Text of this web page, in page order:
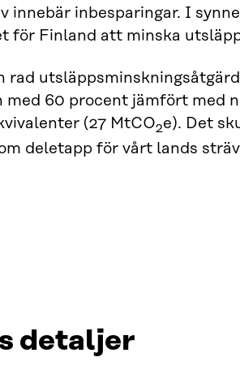
innebär inbesparingar. I
för Finland att minska
rad
60 procent jämfört med
(27 MtCO2e). Det
deletapp för vårt lands
detaljer